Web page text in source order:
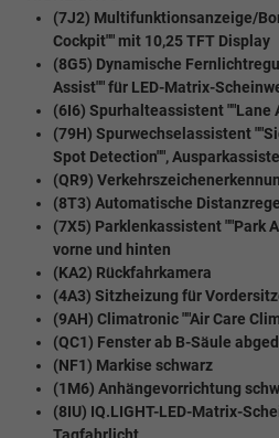
(7J2) Multifunktionsanzeige/
Cockpit"" mit 10,25 TFT Display
(8G5) Dynamische
Assist"" für LED-Matrix-
(6I6) Spurhalteassistent ""Lane
(79H) Spurwechselassistent
Spot Detection"",
(QR9)
(8T3) Automatische
(7X5) Parklenkassistent ""Park
vorne und hinten
(KA2) Rückfahrkamera
(4A3) Sitzheizung für
(9AH) Climatronic ""Air Care
(QC1) Fenster ab B-Säule
(NF1) Markise schwarz
(1M6) Anhängevorrichtung
(8IU) IQ.LIGHT-LED-Matrix-